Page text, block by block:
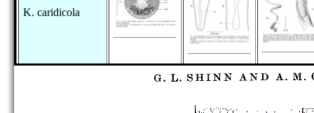
K. caridicola
[no figure]